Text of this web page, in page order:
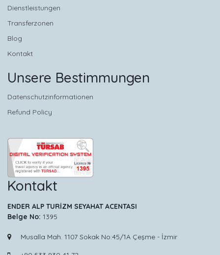
Dienstleistungen
Transferzonen
Blog
Kontakt
Unsere Bestimmungen
Datenschutzinformationen
Refund Policy
Kontakt
ENDER ALP TURİZM SEYAHAT ACENTASI
Belge No: 1395
Musalla Mah. 1107 Sokak No:45/1A Çeşme - İzmir